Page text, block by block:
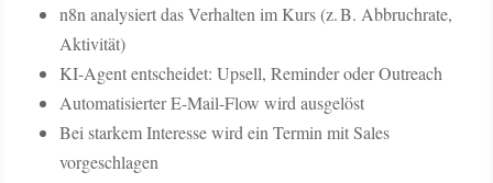
n8n analysiert das Verhalten im Kurs (z. B. Abbruchrate,
Aktivität)
KI-Agent entscheidet: Upsell, Reminder oder Outreach
Automatisierter E-Mail-Flow wird ausgelöst
Bei starkem Interesse wird ein Termin mit Sales
vorgeschlagen